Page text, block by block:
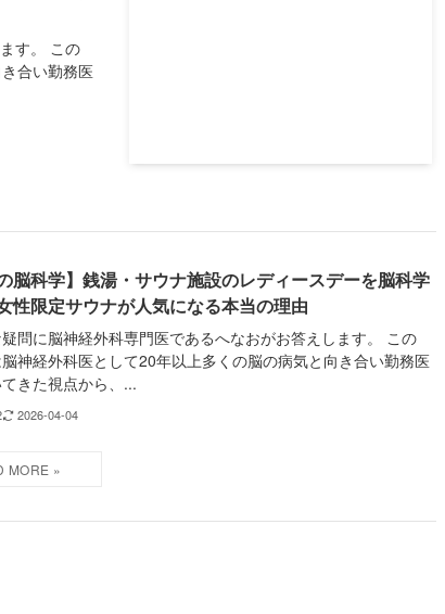
す。 この
合い勤務医
脳科学】銭湯・サウナ施設のレディースデーを脳科学
性限定サウナが人気になる本当の理由
問に脳神経外科専門医であるへなおがお答えします。 この
神経外科医として20年以上多くの脳の病気と向き合い勤務医
きた視点から、...
2026-04-04